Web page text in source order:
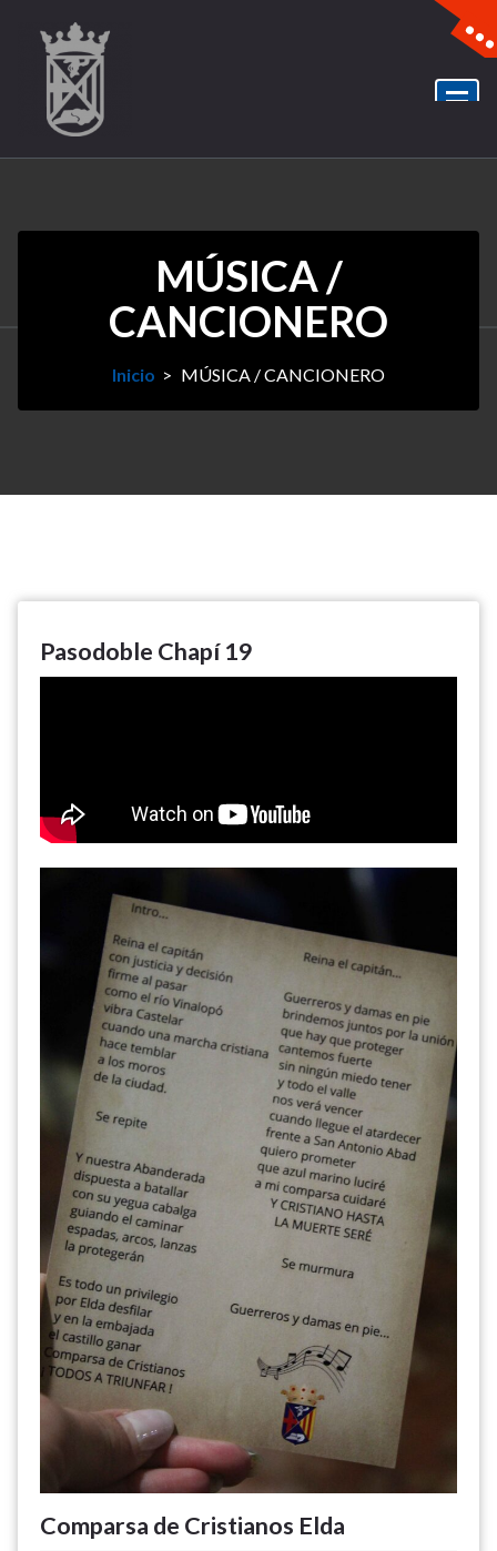
MÚSICA /
CANCIONERO
Inicio > MÚSICA / CANCIONERO
Pasodoble Chapí 19
Comparsa de Cristianos Elda